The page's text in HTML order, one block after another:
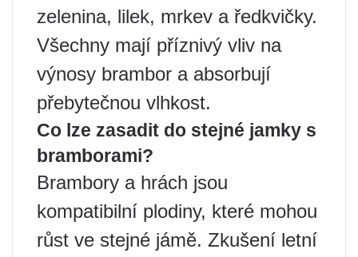
zelenina, lilek, mrkev a ředkvičky.
Všechny mají příznivý vliv na
výnosy brambor a absorbují
přebytečnou vlhkost.
Co lze zasadit do stejné jamky s
bramborami?
Brambory a hrách jsou
kompatibilní plodiny, které mohou
růst ve stejné jámě. Zkušení letní